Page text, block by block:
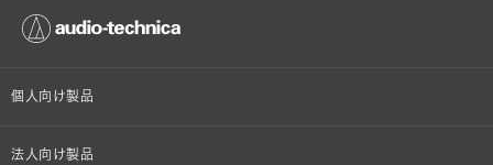
個人向け製品
オンラインストア限定
法人向け製品